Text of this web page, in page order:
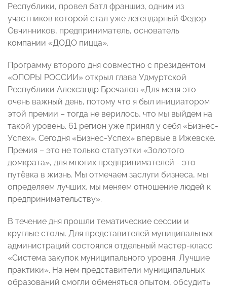
Республики, провел батл франшиз, одним из
участников которой стал уже легендарный Федор
Овчинников, предприниматель, основатель
компании «ДОДО пицца».
Программу второго дня совместно с президентом
«ОПОРЫ РОССИИ» открыл глава Удмуртской
Республики Александр Бречалов «Для меня это
очень важный день, потому что я был инициатором
этой премии – тогда не верилось, что мы выйдем на
такой уровень. 61 регион уже принял у себя «Бизнес-
Успех». Сегодня «Бизнес-Успех» впервые в Ижевске.
Премия – это не только статуэтки «Золотого
домкрата», для многих предпринимателей - это
путёвка в жизнь. Мы отмечаем заслуги бизнеса, мы
определяем лучших, мы меняем отношение людей к
предпринимательству».
В течение дня прошли тематические сессии и
круглые столы. Для представителей муниципальных
администраций состоялся отдельный мастер-класс
«Система закупок муниципального уровня. Лучшие
практики». На нем представители муниципальных
образований смогли обменяться опытом, обсудить